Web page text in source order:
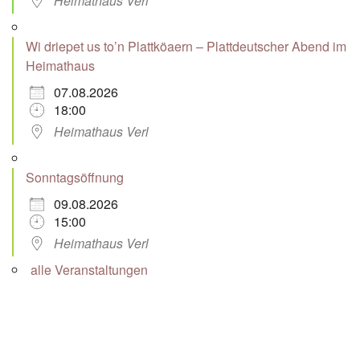
Wi driepet us to’n Plattköaern – Plattdeutscher Abend im
Heimathaus
07.08.2026
18:00
Heimathaus Verl
Sonntagsöffnung
09.08.2026
15:00
Heimathaus Verl
alle Veranstaltungen